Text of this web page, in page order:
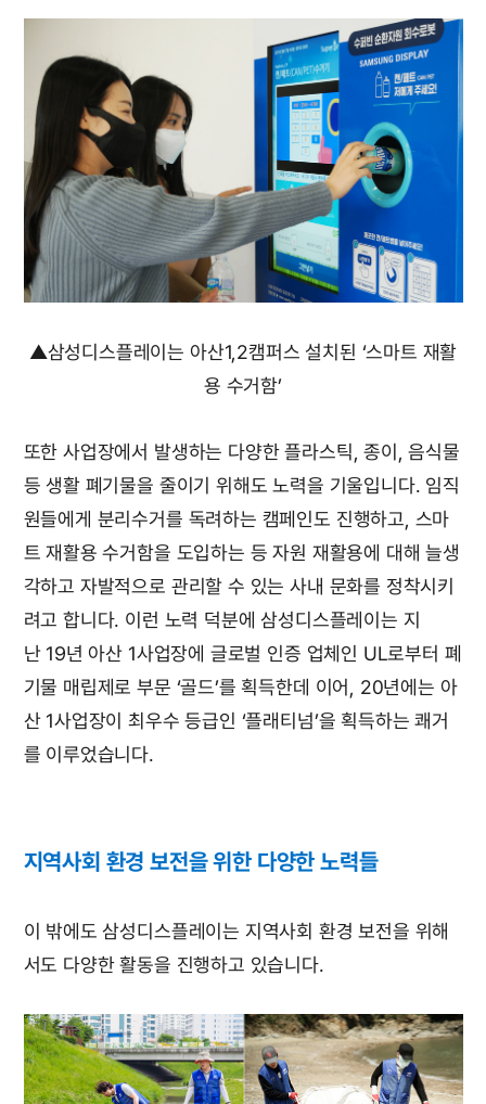
▲삼성디스플레이는 아산1,2캠퍼스 설치된 ‘스마트 재활
용 수거함’
또한 사업장에서 발생하는 다양한 플라스틱, 종이, 음식물
등 생활 폐기물을 줄이기 위해도 노력을 기울입니다. 임직
원들에게 분리수거를 독려하는 캠페인도 진행하고, 스마
트 재활용 수거함을 도입하는 등 자원 재활용에 대해 늘생
각하고 자발적으로 관리할 수 있는 사내 문화를 정착시키
려고 합니다. 이런 노력 덕분에 삼성디스플레이는 지
난 19년 아산 1사업장에 글로벌 인증 업체인 UL로부터 폐
기물 매립제로 부문 ‘골드’를 획득한데 이어, 20년에는 아
산 1사업장이 최우수 등급인 ‘플래티넘’을 획득하는 쾌거
를 이루었습니다.
지역사회 환경 보전을 위한 다양한 노력들
이 밖에도 삼성디스플레이는 지역사회 환경 보전을 위해
서도 다양한 활동을 진행하고 있습니다.